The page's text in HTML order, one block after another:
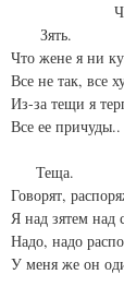
Частушки
Зять.
Что жене я ни
Все не так, все
Из-за тещи я
Все ее причуды..
Теща.
Говорят,
Я над зятем над
Надо, надо
У меня же он